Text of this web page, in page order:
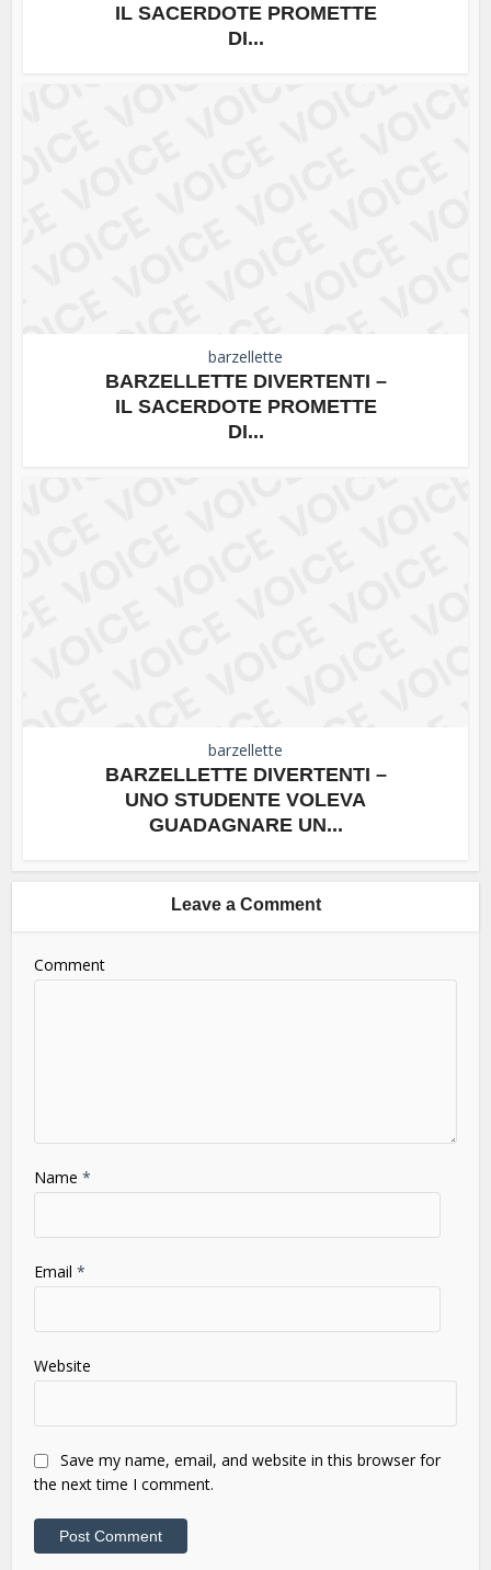
IL SACERDOTE PROMETTE
DI...
barzellette
BARZELLETTE DIVERTENTI –
IL SACERDOTE PROMETTE
DI...
barzellette
BARZELLETTE DIVERTENTI –
UNO STUDENTE VOLEVA
GUADAGNARE UN...
Leave a Comment
Comment
Name*
Email*
Website
Save my name, email, and website in this browser for
the next time I comment.